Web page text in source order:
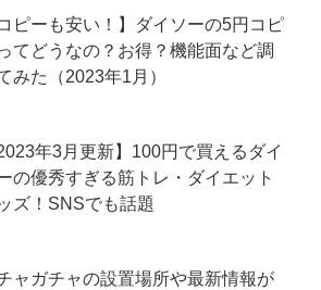
コピーも安い！】ダイソーの5円コピ
てどうなの？お得？機能面など調
みた（2023年1月）
2023年3月更新】100円で買えるダイ
の優秀すぎる筋トレ・ダイエット
ズ！SNSでも話題
ャガチャの設置場所や最新情報が